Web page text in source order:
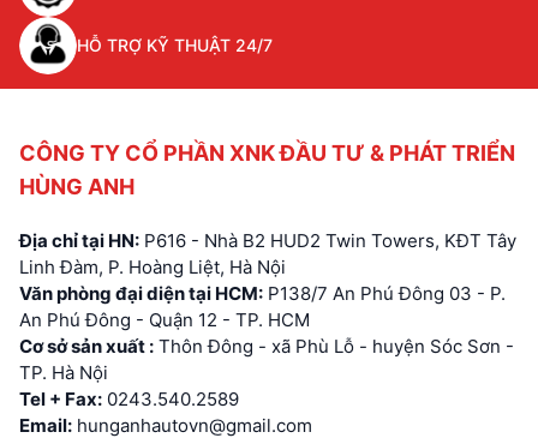
HỖ TRỢ KỸ THUẬT 24/7
CÔNG TY CỔ PHẦN XNK ĐẦU TƯ & PHÁT TRIỂN
HÙNG ANH
Địa chỉ tại HN: P616 - Nhà B2 HUD2 Twin Towers, KĐT Tây
Linh Đàm, P. Hoàng Liệt, Hà Nội
Văn phòng đại diện tại HCM: P138/7 An Phú Đông 03 - P.
An Phú Đông - Quận 12 - TP. HCM
Cơ sở sản xuất : Thôn Đông - xã Phù Lỗ - huyện Sóc Sơn -
TP. Hà Nội
Tel + Fax: 0243.540.2589
Email: hunganhautovn@gmail.com